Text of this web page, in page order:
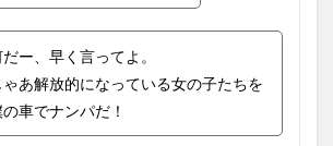
ー、早く言ってよ。
ゃあ解放的になっている女の子たちを
車でナンパだ！